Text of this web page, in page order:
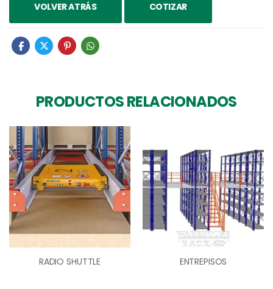
VOLVER ATRÁS COTIZAR
PRODUCTOS RELACIONADOS
RADIO SHUTTLE ENTREPISOS